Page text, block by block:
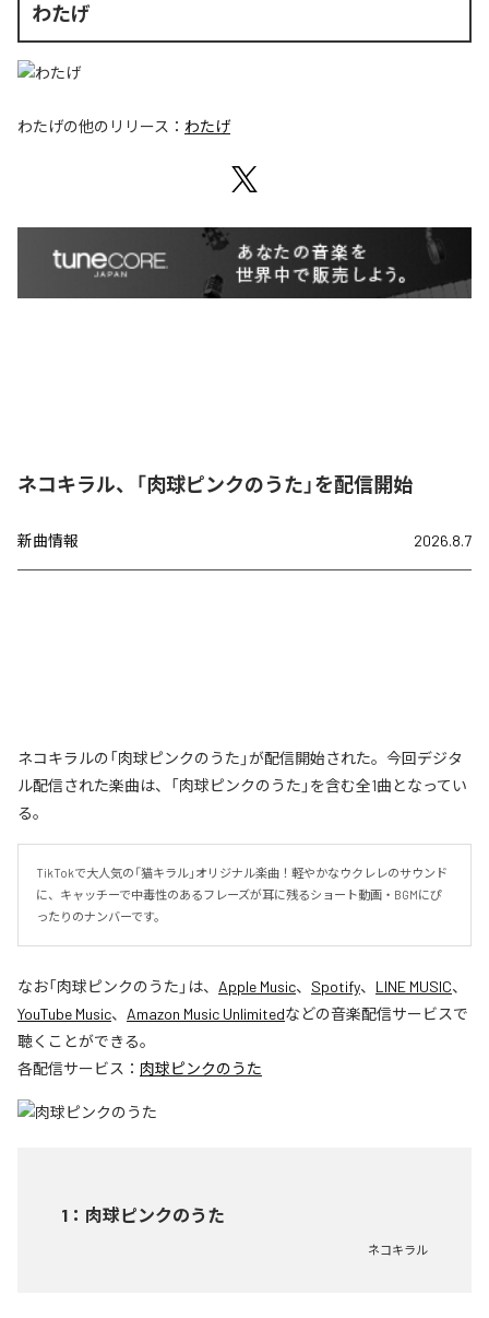
わたげ
わたげの他のリリース： わたげ
ネコキラル、「肉球ピンクのうた」を配信開始
新曲情報 2026.8.7
ネコキラルの「肉球ピンクのうた」が配信開始された。今回デジタ
ル配信された楽曲は、「肉球ピンクのうた」を含む全1曲となってい
る。
TikTokで大人気の「猫キラル」オリジナル楽曲！軽やかなウクレレのサウンド
に、キャッチーで中毒性のあるフレーズが耳に残るショート動画・BGMにぴ
ったりのナンバーです。
なお「肉球ピンクのうた 」は、 Apple Music、 Spotify、 LINE MUSIC、
YouTube Music、 Amazon Music Unlimitedなどの音楽配信サービスで
聴くことができる。
各配信サービス： 肉球ピンクのうた
1 ： 肉球ピンクのうた
ネコキラル